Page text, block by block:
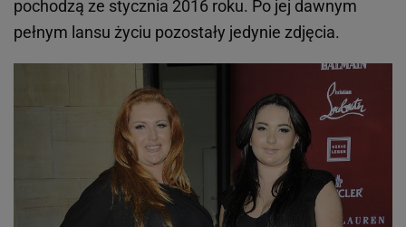
pochodzą ze stycznia 2016 roku. Po jej dawnym
pełnym lansu życiu pozostały jedynie zdjęcia.